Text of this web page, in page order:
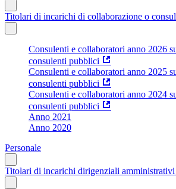
Titolari di incarichi di collaborazione o
Consulenti e collaboratori anno 2026
consulenti pubblici
Consulenti e collaboratori anno 2025
consulenti pubblici
Consulenti e collaboratori anno 2024
consulenti pubblici
Anno 2021
Anno 2020
Personale
Titolari di incarichi dirigenziali